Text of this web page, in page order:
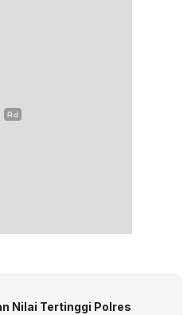
Nilai Tertinggi Polres